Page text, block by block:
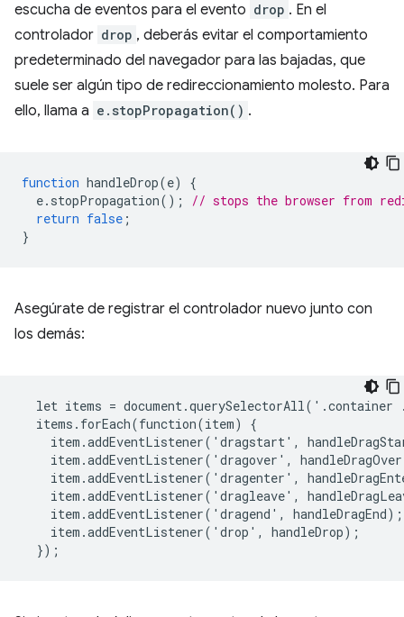
escucha de eventos para el evento drop . En el
controlador drop , deberás evitar el comportamiento
predeterminado del navegador para las bajadas, que
suele ser algún tipo de redireccionamiento molesto. Para
ello, llama a e.stopPropagation() .
function handleDrop(e)
{
e. stopPropagation();
// stops the browser from
return false ;
}
Asegúrate de registrar el controlador nuevo junto con
los demás:
let items = document.querySelectorAll('.container
  items.forEach(function(item) {
item.addEventListener('dragstart',
item.addEventListener('dragover',
item.addEventListener('dragenter',
item.addEventListener('dragleave',
    item.addEventListener('dragend', handleDragEnd);
    item.addEventListener('drop', handleDrop);